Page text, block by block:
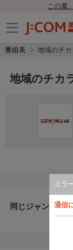
この夏
番組表 地域のチ
エラ
通信
地域のチカ
同じジャンルの